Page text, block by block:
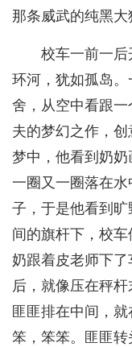
那条威武的纯黑大
校车一前一
环河，犹如孤岛
舍，从空中看跟
夫的梦幻之作，
梦中，他看到奶奶
一圈又一圈落在
子，于是他看到
间的旗杆下，校
奶跟着皮老师下
后，就像压在秤
匪匪排在中间，
笨，笨笨。匪匪